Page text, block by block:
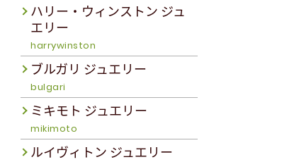
ハリー・ウィンストン ジュ
エリー
harrywinston
ブルガリ ジュエリー
bulgari
ミキモト ジュエリー
mikimoto
ルイヴィトン ジュエリー